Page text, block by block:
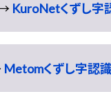
KuroNetくずし字
Metomくずし字認